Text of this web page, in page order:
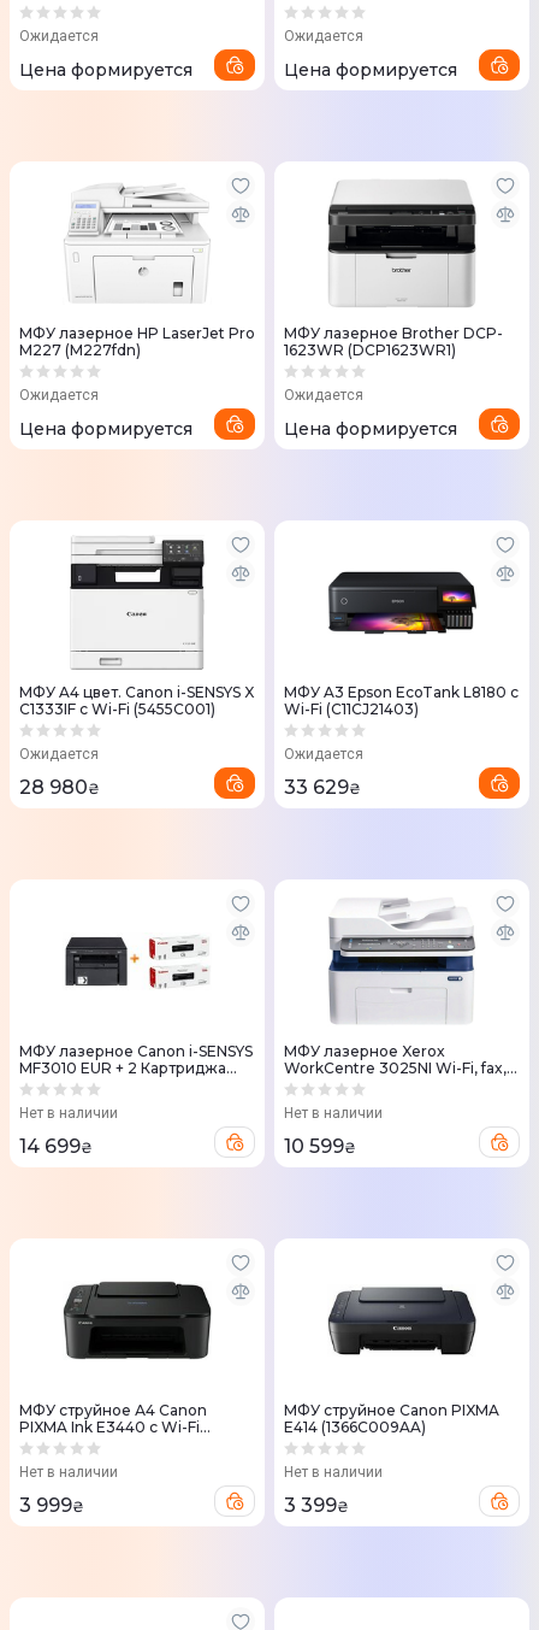
Ожидается
Цена формируется
Ожидается
Цена формируется
МФУ лазерное HP LaserJet Pro
M227 (M227fdn)
Ожидается
Цена формируется
МФУ лазерное Brother DCP-
1623WR (DCP1623WR1)
Ожидается
Цена формируется
МФУ A4 цвет. Canon i-SENSYS X
C1333IF с Wi-Fi (5455C001)
Ожидается
28 980₴
МФУ A3 Epson EcoTank L8180 c
Wi-Fi (C11CJ21403)
Ожидается
33 629₴
МФУ лазерное Canon i-SENSYS
MF3010 EUR + 2 Картриджа
725 (5252B034AA)
Нет в наличии
14 699₴
МФУ лазерное Xerox
WorkCentre 3025NI Wi-Fi, fax,
ADF (3025V_NI)
Нет в наличии
10 599₴
МФУ струйное А4 Canon
PIXMA Ink E3440 с Wi-Fi
(4464C009)
Нет в наличии
3 999₴
МФУ струйное Canon PIXMA
E414 (1366C009AA)
Нет в наличии
3 399₴